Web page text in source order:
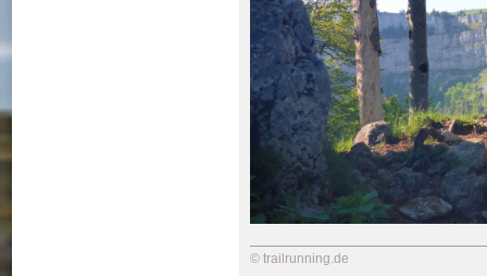
© trailrunning.de